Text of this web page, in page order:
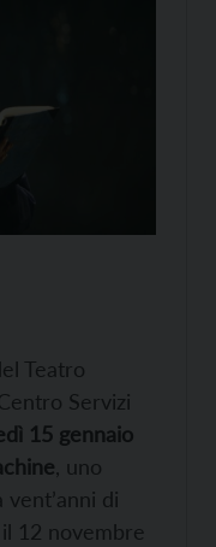
Teatro
Servizi
15 gennaio
, uno
di
12 novembre